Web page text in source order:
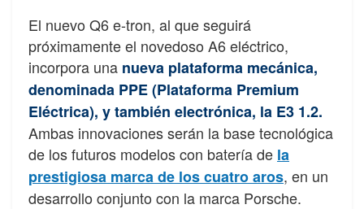
El nuevo Q6 e-tron, al que seguirá
próximamente el novedoso A6 eléctrico,
incorpora una nueva plataforma mecánica,
denominada PPE (Plataforma Premium
Eléctrica), y también electrónica, la E3 1.2.
Ambas innovaciones serán la base tecnológica
de los futuros modelos con batería de la
prestigiosa marca de los cuatro aros, en un
desarrollo conjunto con la marca Porsche.